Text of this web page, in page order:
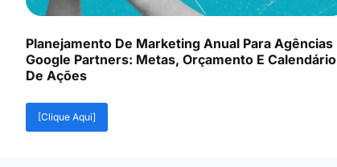
Planejamento De Marketing Anual Para Agências
Google Partners: Metas, Orçamento E Calendário
De Ações
[Clique Aqui]